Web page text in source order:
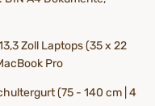
Zoll Laptops (35 x 22
Pro
(75 - 140 cm | 4